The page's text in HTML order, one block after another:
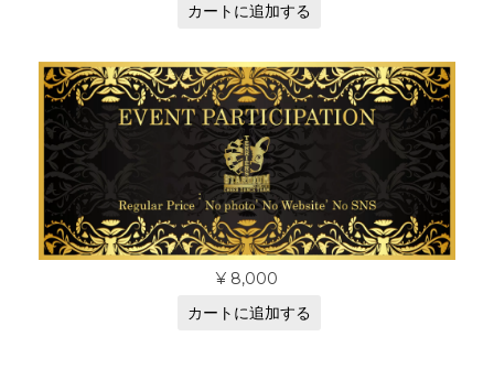
カートに追加する
¥ 8,000
カートに追加する